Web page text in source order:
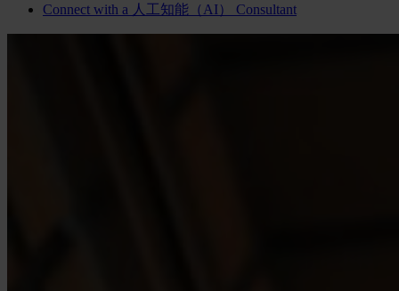
Connect with a 人工知能（AI） Consultant